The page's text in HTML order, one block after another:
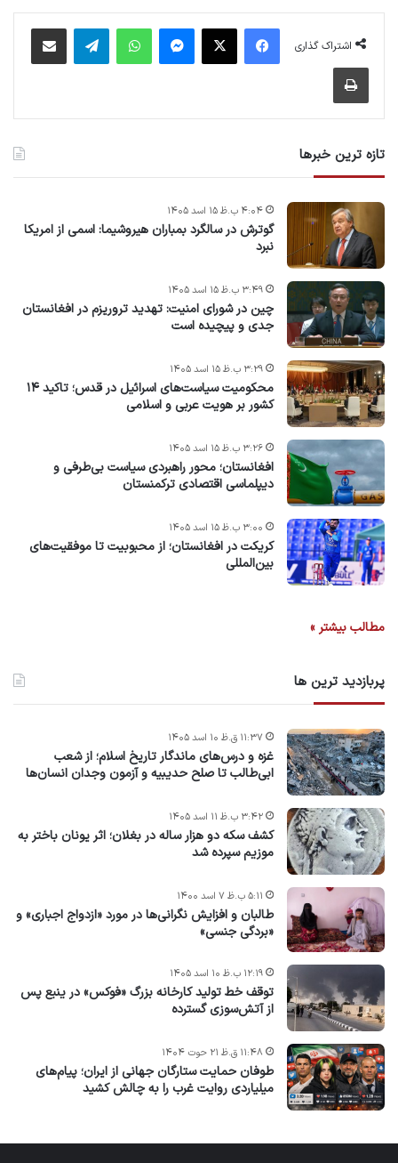
اشتراک گذاری
فیس بوک پیام رسان واتس آپ
تازه ترین خبرها
گوترش در سالگرد بمباران هیروشیما: اسمی از امریکا
نبرد
۴:۰۴ ب.ظ ۱۵ اسد ۱۴۰۵
چین در شورای امنیت: تهدید تروریزم در افغانستان
جدی و پیچیده است
۳:۴۹ ب.ظ ۱۵ اسد ۱۴۰۵
محکومیت سیاست‌های اسرائیل در قدس؛ تاکید ۱۴
کشور بر هویت عربی و اسلامی
۳:۲۹ ب.ظ ۱۵ اسد ۱۴۰۵
افغانستان؛ محور راهبردی سیاست بی‌طرفی و
دیپلماسی اقتصادی ترکمنستان
۳:۲۶ ب.ظ ۱۵ اسد ۱۴۰۵
کریکت در افغانستان؛ از محبوبیت تا موفقیت‌های
بین‌المللی
۳:۰۰ ب.ظ ۱۵ اسد ۱۴۰۵
مطالب بیشتر »
پربازدید ترین ها
غزه و درس‌های ماندگار تاریخ اسلام؛ از شعب
ابی‌طالب تا صلح حدیبیه و آزمون وجدان انسان‌ها
۱۱:۳۷ ق.ظ ۱۰ اسد ۱۴۰۵
کشف سکه دو هزار ساله در بغلان؛ اثر یونان باختر به
موزیم سپرده شد
۳:۴۲ ب.ظ ۱۱ اسد ۱۴۰۵
طالبان و افزایش نگرانی‌ها در مورد «ازدواج اجباری» و
«بردگی جنسی»
۵:۱۱ ب.ظ ۷ اسد ۱۴۰۰
توقف خط تولید کارخانه بزرگ «فوکس» در ینبع پس
از آتش‌سوزی گسترده
۱۲:۱۹ ب.ظ ۱۰ اسد ۱۴۰۵
طوفان حمایت ستارگان جهانی از ایران؛ پیام‌های
میلیاردی روایت غرب را به چالش کشید
۱۱:۴۸ ق.ظ ۲۱ حوت ۱۴۰۴